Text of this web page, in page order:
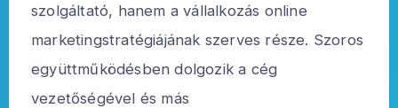
szolgáltató, hanem a vállalkozás online
marketingstratégiájának szerves része. Szoros
együttműködésben dolgozik a cég
vezetőségével és más